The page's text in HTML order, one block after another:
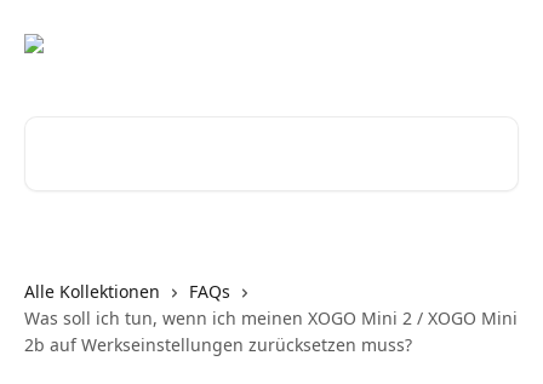
Alle Kollektionen
FAQs
Was soll ich tun, wenn ich meinen XOGO Mini 2 / XOGO Mini
2b auf Werkseinstellungen zurücksetzen muss?